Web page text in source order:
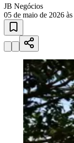
JubranBelval
VistaCalifórnia
Região
Militar
Califórnia Jardim dos
Esperança Jardim
Mutinga Jardim Paraíso
Jardim São Pedro
Jardim Tupanci
CamargosParque
do Bom JesusRecanto
ParnaíbaSilveira
do CondeVila
Escada Vila Porto
Para Sua Empresa
JB Negócios
05 de maio de 2026